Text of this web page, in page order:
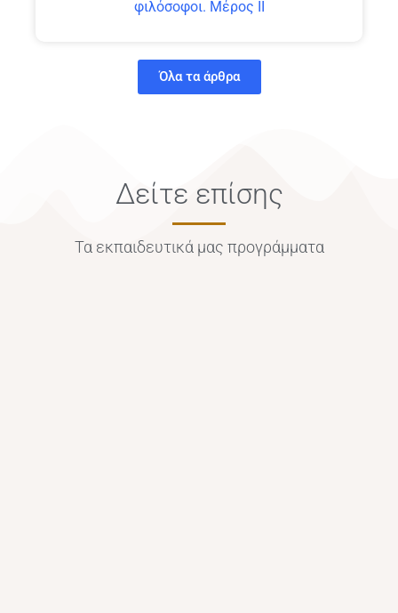
φιλόσοφοι. Μέρος ΙΙ
Όλα τα άρθρα
Δείτε επίσης
Τα εκπαιδευτικά μας προγράμματα